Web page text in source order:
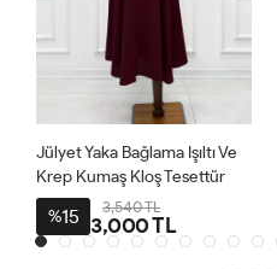
Jülyet Yaka Bağlama Işıltı Ve
Krep Kumaş Kloş Tesettür
Abiye Bordo
%15 3,540 TL
3,000 TL